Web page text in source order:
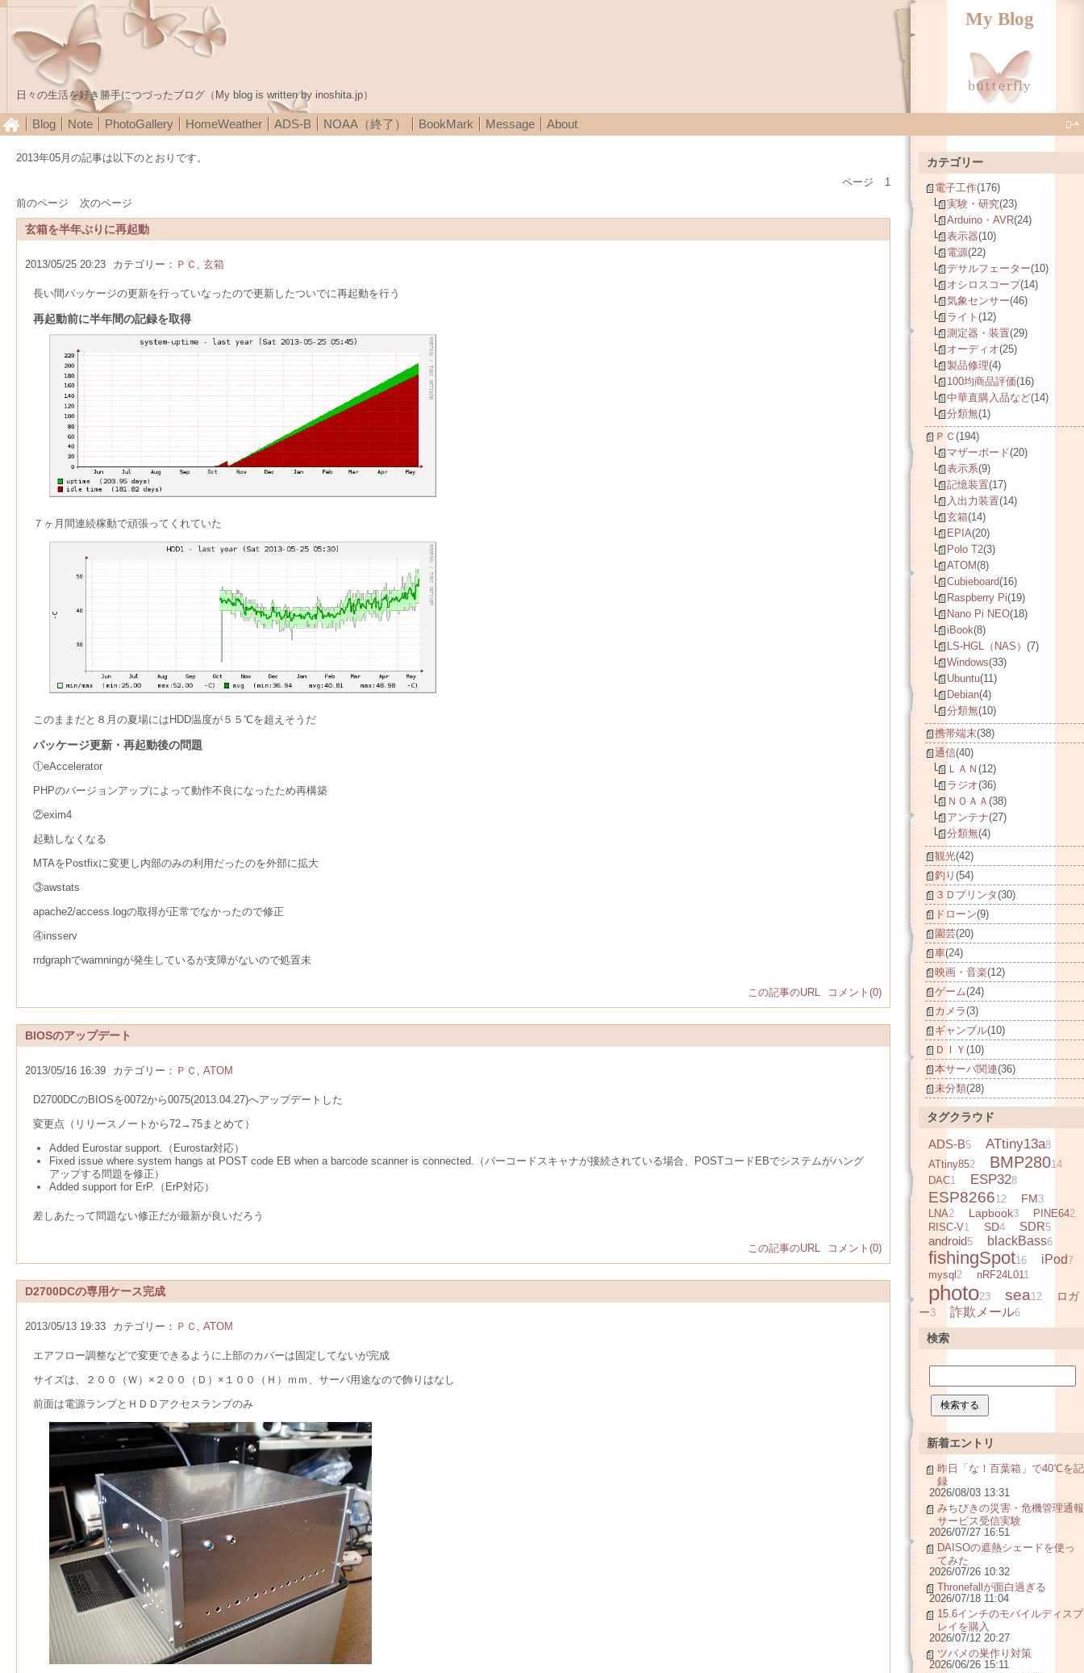
My Blog
日々の生活を好き勝手につづったブログ（My blog is written by inoshita.jp）
Blog Note PhotoGallery HomeWeather ADS-B NOAA（終了） BookMark Message About
2013年05月の記事は以下のとおりです。
ページ
1
前のページ
次のページ
玄箱を半年ぶりに再起動
2013/05/25 20:23 カテゴリー： ＰＣ , 玄箱
長い間パッケージの更新を行っていなったので更新したついでに再起動を行う
再起動前に半年間の記録を取得
７ヶ月間連続稼動で頑張ってくれていた
このままだと８月の夏場にはHDD温度が５５℃を超えそうだ
パッケージ更新・再起動後の問題
①eAccelerator
PHPのバージョンアップによって動作不良になったため再構築
②exim4
起動しなくなる
MTAをPostfixに変更し内部のみの利用だったのを外部に拡大
③awstats
apache2/access.logの取得が正常でなかったので修正
④insserv
rrdgraphでwarnningが発生しているが支障がないので処置未
この記事のURL コメント(0)
BIOSのアップデート
2013/05/16 16:39 カテゴリー： ＰＣ , ATOM
D2700DCのBIOSを0072から0075(2013.04.27)へアップデートした
変更点（リリースノートから72→75まとめて）
Added Eurostar support.（Eurostar対応）
Fixed issue where system hangs at POST code EB when a barcode scanner is connected.（バーコードスキャナが接続されている場合、 POSTコード EBでシステムがハング
アップする問題を修正）
Added support for ErP.（ ErP対応）
差しあたって問題ない修正だが最新が良いだろう
この記事のURL コメント(0)
D2700DCの専用ケース完成
2013/05/13 19:33 カテゴリー： ＰＣ , ATOM
エアフロー調整などで変更できるように上部のカバーは固定してないが完成
サイズは、２００（Ｗ）×２００（Ｄ）×１００（Ｈ）ｍｍ、サーバ用途なので飾りはなし
前面は電源ランプとＨＤＤアクセスランプのみ
カテゴリー
電子工作(176)
実験・研究(23)
Arduino・AVR(24)
表示器(10)
電源(22)
デサルフェーター(10)
オシロスコープ(14)
気象センサー(46)
ライト (12)
測定器・装置(29)
オーディオ(25)
製品修理(4)
100均商品評価(16)
中華直購入品など(14)
分類無(1)
ＰＣ (194)
マザーボード(20)
表示系(9)
記憶装置(17)
入出力装置(14)
玄箱(14)
EPIA(20)
Polo T2(3)
ATOM(8)
Cubieboard(16)
Raspberry Pi(19)
Nano Pi NEO(18)
iBook(8)
LS-HGL（NAS） (7)
Windows(33)
Ubuntu(11)
Debian(4)
分類無(10)
携帯端末(38)
通信(40)
ＬＡＮ (12)
ラジオ(36)
ＮＯＡＡ (38)
アンテナ(27)
分類無(4)
観光(42)
釣り (54)
３Ｄプリンタ(30)
ドローン(9)
園芸(20)
車(24)
映画・音楽(12)
ゲーム(24)
カメラ(3)
ギャンブル(10)
ＤＩＹ (10)
本サーバ関連(36)
未分類(28)
タグクラウド
ADS-B5 ATtiny13a8
ATtiny852 BMP28014
DAC1 ESP328
ESP826612 FM3
LNA2 Lapbook3 PINE642
RISC-V1 SD4 SDR5
android5 blackBass6
fishingSpot16 iPod7
mysql 2 nRF24L011
photo23 sea12
ロガ
ー3 詐欺メール6
検索
新着エントリ
昨日「な！百葉箱」で40℃を記
録
2026/08/03 13:31
みちびきの災害・危機管理通報
サービス受信実験
2026/07/27 16:51
DAISOの遮熱シェードを使っ
てみた
2026/07/26 10:32
Thronefallが面白過ぎる
2026/07/18 11:04
15.6インチのモバイルディスプ
レイを購入
2026/07/12 20:27
ツバメの巣作り対策
2026/06/26 15:11